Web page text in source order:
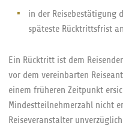
in der Reisebestätigung
späteste Rücktrittsfrist
Ein Rücktritt ist dem
vor dem vereinbarten
einem früheren Zeitpunkt
Mindestteilnehmerzahl nicht
Reiseveranstalter